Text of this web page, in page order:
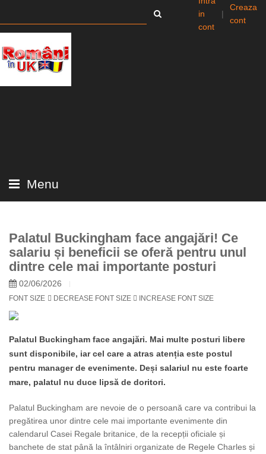
in
cont
|
Creaza
cont
Menu
Palatul Buckingham face angajări! Ce
salariu și beneficii se oferă pentru unul
dintre cele mai importante posturi
02/06/2026
FONT SIZE DECREASE FONT SIZE INCREASE FONT SIZE
Palatul Buckingham face angajări. Mai multe posturi libere
sunt disponibile, iar cel care a atras atenția este postul
pentru manager de evenimente. Deși salariul nu este foarte
mare, palatul nu duce lipsă de doritori.
Palatul Buckingham are nevoie de o persoană care va contribui la
pregătirea unor dintre cele mai importante evenimente din
calendarul Casei Regale britanice, de la recepții oficiale și
banchete de stat până la întâlniri organizate de Regele Charles și